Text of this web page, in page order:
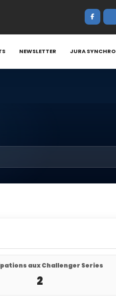
NEWSLETTER JURA SYNCHRO
aux Challenger Series
2